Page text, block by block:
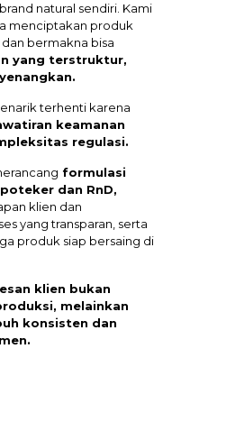
natural sendiri. Kami
menciptakan produk
bermakna bisa
yang terstruktur,
terhenti karena
keamanan
regulasi.
formulasi
dan RnD,
klien dan
yang transparan, serta
produk siap bersaing di
klien bukan
melainkan
konsisten dan